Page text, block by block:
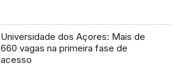
Universidade dos Açores: Mais de
660 vagas na primeira fase de
acesso